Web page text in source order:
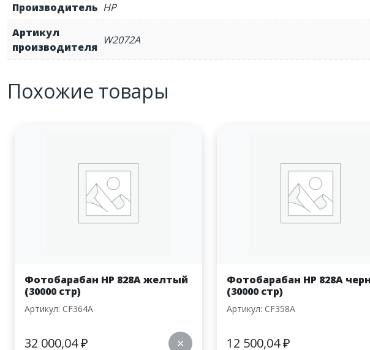
Производитель HP
Артикул
производителя
W2072A
Похожие товары
Фотобарабан HP 828A желтый
(30000 стр)
Артикул: CF364A
32 000,04₽ ✕
Фотобарабан HP 828A
(30000 стр)
Артикул: CF358A
12 500,04₽